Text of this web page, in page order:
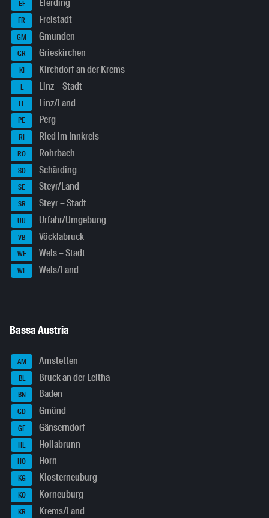
EF Eferding
FR Freistadt
GM Gmunden
GR Grieskirchen
KI Kirchdorf an der Krems
L Linz – Stadt
LL Linz/Land
PE Perg
RI Ried im Innkreis
RO Rohrbach
SD Schärding
SE Steyr/Land
SR Steyr – Stadt
UU Urfahr/Umgebung
VB Vöcklabruck
WE Wels – Stadt
WL Wels/Land
Bassa Austria
AM Amstetten
BL Bruck an der Leitha
BN Baden
GD Gmünd
GF Gänserndorf
HL Hollabrunn
HO Horn
KG Klosterneuburg
KO Korneuburg
KR Krems/Land